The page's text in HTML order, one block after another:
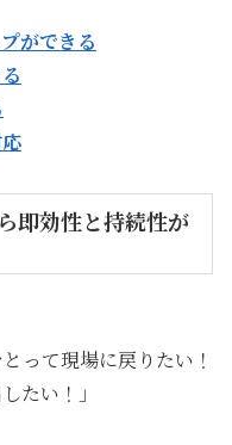
ができる
即効性と持続性が
って現場に戻りたい！
たい！」